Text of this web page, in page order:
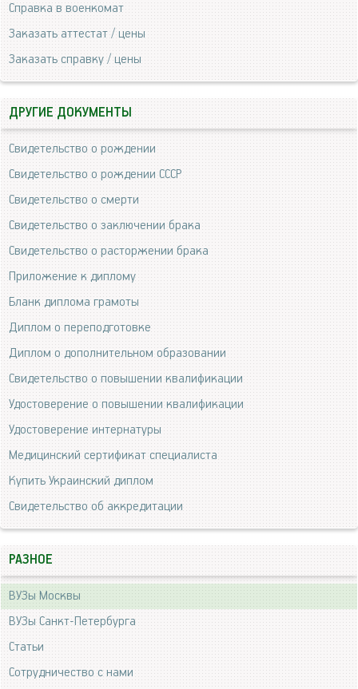
Справка в военкомат
Заказать аттестат / цены
Заказать справку / цены
ДРУГИЕ ДОКУМЕНТЫ
Свидетельство о рождении
Свидетельство о рождении СССР
Свидетельство о смерти
Свидетельство о заключении брака
Свидетельство о расторжении брака
Приложение к диплому
Бланк диплома грамоты
Диплом о переподготовке
Диплом о дополнительном образовании
Свидетельство о повышении квалификации
Удостоверение о повышении квалификации
Удостоверение интернатуры
Медицинский сертификат специалиста
Купить Украинский диплом
Свидетельство об аккредитации
РАЗНОЕ
ВУЗы Москвы
ВУЗы Санкт-Петербурга
Статьи
Сотрудничество с нами